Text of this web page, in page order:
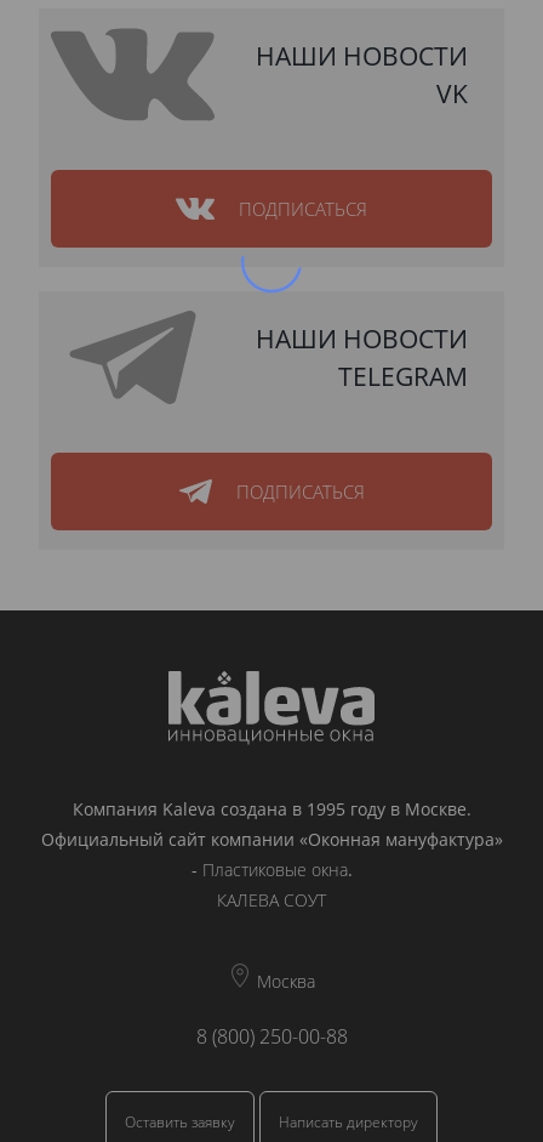
НАШИ НОВОСТИ
VK
ПОДПИСАТЬСЯ
НАШИ НОВОСТИ
TELEGRAM
ПОДПИСАТЬСЯ
Компания Kaleva создана в 1995 году в Москве.
Официальный сайт компании «Оконная мануфактура»
- Пластиковые окна.
КАЛЕВА СОУТ
Москва
8 (800) 250-00-88
Оставить заявку Написать директору